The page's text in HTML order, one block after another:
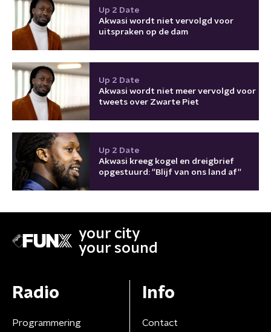
Up 2 Date
Akwasi wordt niet vervolgd voor
uitspraken op de dam
Up 2 Date
Akwasi wordt niet meer vervolgd voor
tweets over Zwarte Piet
Up 2 Date
Akwasi kreeg kogel en dreigbrief
opgestuurd: ''Blijf van ons land af''
your city
your sound
Radio
Programmering
Info
Contact